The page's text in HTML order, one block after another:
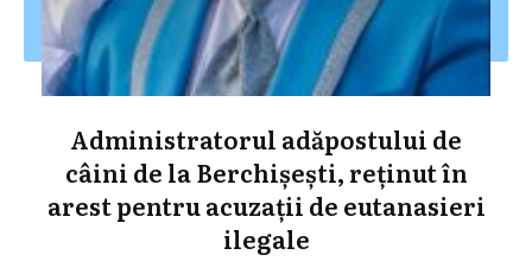
Administratorul adăpostului de
câini de la Berchișești, reținut în
arest pentru acuzații de eutanasieri
ilegale